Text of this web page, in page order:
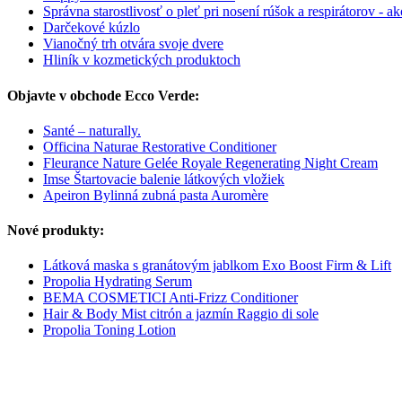
Správna starostlivosť o pleť pri nosení rúšok a respirátorov -
Darčekové kúzlo
Vianočný trh otvára svoje dvere
Hliník v kozmetických produktoch
Objavte v obchode Ecco Verde:
Santé – naturally.
Officina Naturae Restorative Conditioner
Fleurance Nature Gelée Royale Regenerating Night Cream
Imse Štartovacie balenie látkových vložiek
Apeiron Bylinná zubná pasta Auromère
Nové produkty:
Látková maska s granátovým jablkom Exo Boost Firm & Lift
Propolia Hydrating Serum
BEMA COSMETICI Anti-Frizz Conditioner
Hair & Body Mist citrón a jazmín Raggio di sole
Propolia Toning Lotion